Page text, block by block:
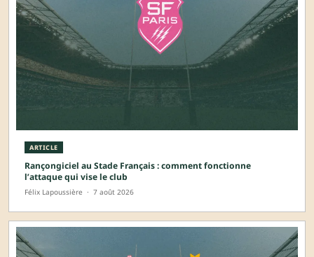
ARTICLE
Rançongiciel au Stade Français : comment fonctionne
l’attaque qui vise le club
Félix Lapoussière · 7 août 2026